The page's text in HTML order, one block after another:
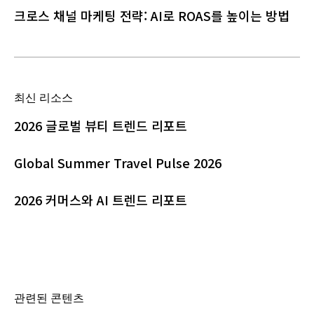
크로스 채널 마케팅 전략: AI로 ROAS를 높이는 방법
최신 리소스
2026 글로벌 뷰티 트렌드 리포트
Global Summer Travel Pulse 2026
2026 커머스와 AI 트렌드 리포트
관련된 콘텐츠